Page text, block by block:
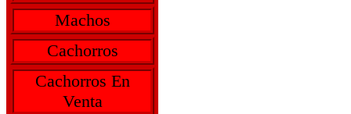
Machos
Cachorros
Cachorros En
Venta